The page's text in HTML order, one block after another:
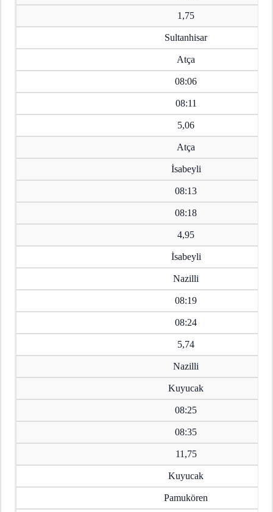
1,75
Sultanhisar
Atça
08:06
08:11
5,06
Atça
İsabeyli
08:13
08:18
4,95
İsabeyli
Nazilli
08:19
08:24
5,74
Nazilli
Kuyucak
08:25
08:35
11,75
Kuyucak
Pamukören